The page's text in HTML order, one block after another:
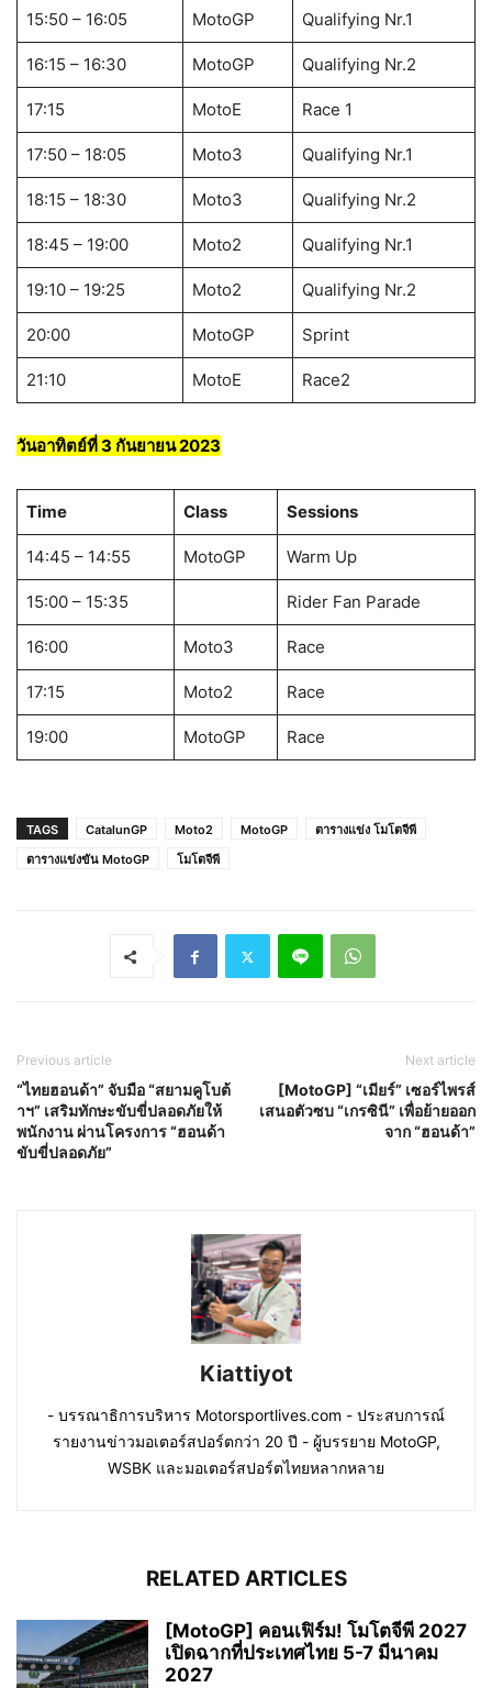
15:50 – 16:05 MotoGP Qualifying Nr.1
16:15 – 16:30 MotoGP Qualifying Nr.2
17:15 MotoE Race 1
17:50 – 18:05 Moto3 Qualifying Nr.1
18:15 – 18:30 Moto3 Qualifying Nr.2
18:45 – 19:00 Moto2 Qualifying Nr.1
19:10 – 19:25 Moto2 Qualifying Nr.2
20:00 MotoGP Sprint
21:10 MotoE Race2
วันอาทิตย์ที่ 3 กันยายน 2023
Time Class Sessions
14:45 – 14:55 MotoGP Warm Up
15:00 – 15:35 Rider Fan Parade
16:00 Moto3 Race
17:15 Moto2 Race
19:00 MotoGP Race
TAGS CatalunGP Moto2 MotoGP
ตารางแข่ง โมโตจีพี
ตารางแข่งขัน MotoGP
โมโตจีพี
Previous article
“ไทยฮอนด้า” จับมือ “สยามคูโบต้
าฯ” เสริมทักษะขับขี่ปลอดภัยให้
พนักงาน ผ่านโครงการ “ฮอนด้า
ขับขี่ปลอดภัย”
Next article
[MotoGP] “เมียร์” เซอร์ไพรส์
เสนอตัวซบ “เกรซินี” เพื่อย้ายออก
จาก “ฮอนด้า”
Kiattiyot
- บรรณาธิการบริหาร Motorsportlives.com - ประสบการณ์
รายงานข่าวมอเตอร์สปอร์ตกว่า 20 ปี - ผู้บรรยาย MotoGP,
WSBK และมอเตอร์สปอร์ตไทยหลากหลาย
RELATED ARTICLES
[MotoGP] คอนเฟิร์ม! โมโตจีพี 2027
เปิดฉากที่ประเทศไทย 5-7 มีนาคม
2027